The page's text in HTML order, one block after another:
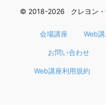
© 2018-2026 クレヨン・
会場講座 Web講
お問い合わせ
Web講座利用規約